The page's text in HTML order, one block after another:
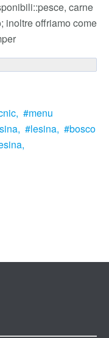
carne
inoltre offriamo come
menu
lesina,
bosco